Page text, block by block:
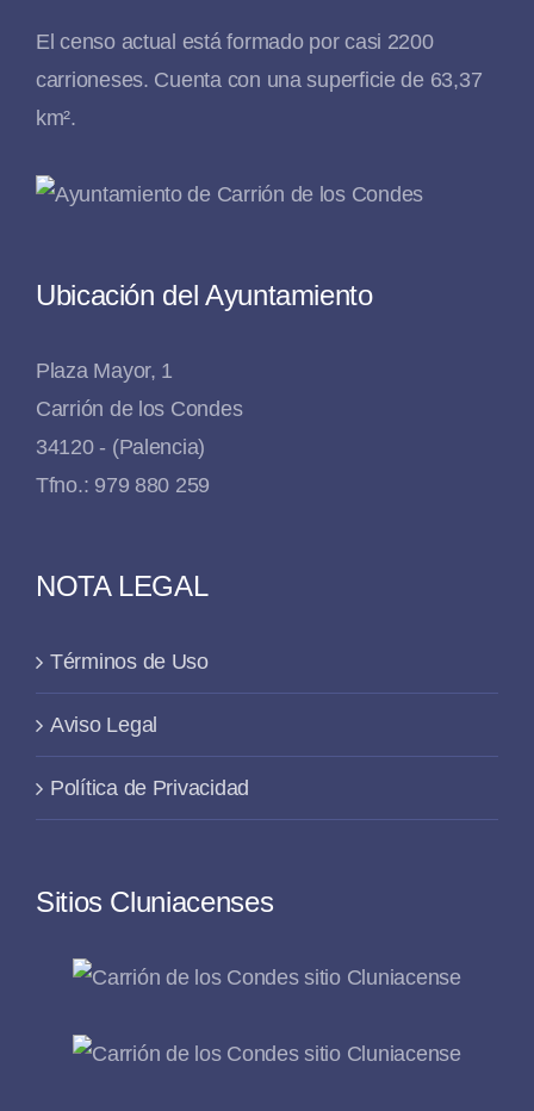
El censo actual está formado por casi 2200
carrioneses. Cuenta con una superficie de 63,37
km².
Ubicación del Ayuntamiento
Plaza Mayor, 1
Carrión de los Condes
34120 - (Palencia)
Tfno.: 979 880 259
NOTA LEGAL
Términos de Uso
Aviso Legal
Política de Privacidad
Sitios Cluniacenses